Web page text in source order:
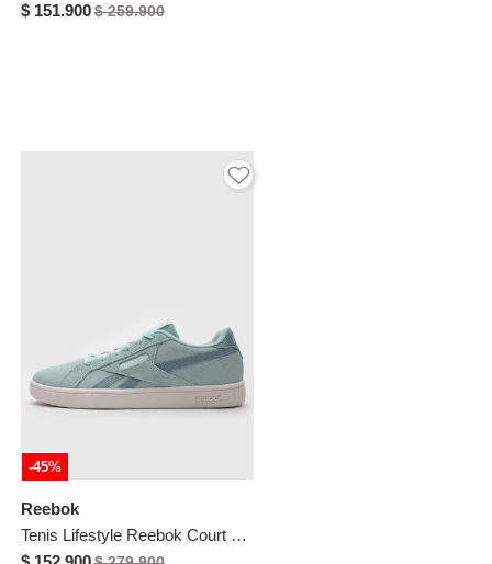
$ 151.900$ 259.900
-45%
Reebok
Tenis Lifestyle Reebok Court Retro Menta